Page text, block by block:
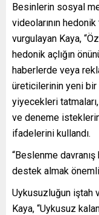
Besinlerin sosyal
videolarının
vurgulayan Kaya,
hedonik açlığın
haberlerde veya
üreticilerinin yeni
yiyecekleri
ve deneme
ifadelerini kullandı.
“Beslenme
destek almak
Uykusuzluğun iştah
Kaya, “Uykusuz